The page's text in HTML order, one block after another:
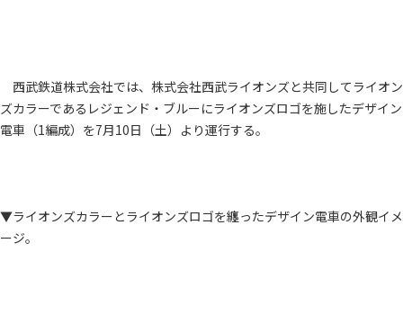
西武鉄道株式会社では、株式会社西武ライオンズと共同してライオン
ズカラーであるレジェンド・ブルーにライオンズロゴを施したデザイン
電車（1編成）を7月10日（土）より運行する。
▼ライオンズカラーとライオンズロゴを纏ったデザイン電車の外観イメ
ージ。